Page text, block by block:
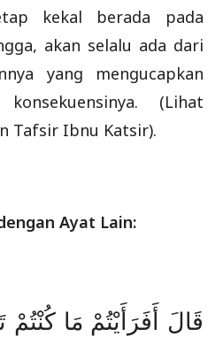
kekal berada pada
akan selalu ada dari
yang mengucapkan
(Lihat
Tafsir Ibnu Katsir).
Ayat Lain: